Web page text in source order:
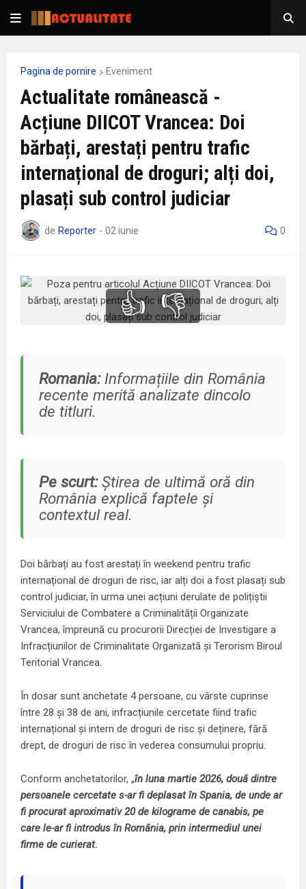
Pagina de pornire Eveniment
Actualitate românească -
Acțiune DIICOT Vrancea: Doi
bărbați, arestați pentru trafic
internațional de droguri; alți doi,
plasați sub control judiciar
de Reporter - 02 iunie 0
👍 👎
Romania:Informațiile din România
recente merită analizate dincolo
de titluri.
Pe scurt:Știrea de ultimă oră din
România explică faptele și
contextul real.
Doi bărbați au fost arestați în weekend pentru trafic
internațional de droguri de risc, iar alți doi a fost plasați sub
control judiciar, în urma unei acțiuni derulate de polițiștii
Serviciului de Combatere a Criminalității Organizate
Vrancea, împreună cu procurorii Direcției de Investigare a
Infracțiunilor de Criminalitate Organizată și Terorism Biroul
Teritorial Vrancea.
În dosar sunt anchetate 4 persoane, cu vârste cuprinse
între 28 și 38 de ani, infracțiunile cercetate fiind trafic
internațional și intern de droguri de risc și deținere, fără
drept, de droguri de risc în vederea consumului propriu.
Conform anchetatorilor, „în luna martie 2026, două dintre
persoanele cercetate s-ar fi deplasat în Spania, de unde ar
fi procurat aproximativ 20 de kilograme de canabis, pe
care le-ar fi introdus în România, prin intermediul unei
firme de curierat.